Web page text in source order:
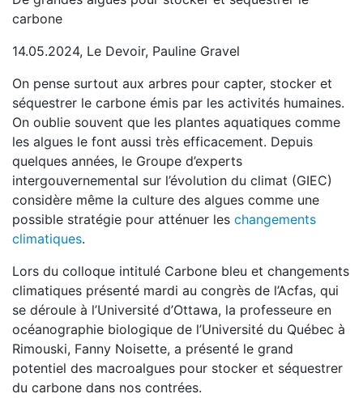
carbone
14.05.2024, Le Devoir, Pauline Gravel
On pense surtout aux arbres pour capter, stocker et
séquestrer le carbone émis par les activités humaines.
On oublie souvent que les plantes aquatiques comme
les algues le font aussi très efficacement. Depuis
quelques années, le Groupe d’experts
intergouvernemental sur l’évolution du climat (GIEC)
considère même la culture des algues comme une
possible stratégie pour atténuer les changements
climatiques.
Lors du colloque intitulé Carbone bleu et changements
climatiques présenté mardi au congrès de l’Acfas, qui
se déroule à l’Université d’Ottawa, la professeure en
océanographie biologique de l’Université du Québec à
Rimouski, Fanny Noisette, a présenté le grand
potentiel des macroalgues pour stocker et séquestrer
du carbone dans nos contrées.